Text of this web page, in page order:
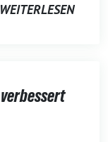
WEITERLESEN